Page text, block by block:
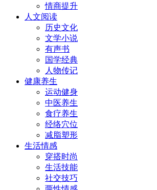
情商提升
人文阅读
历史文化
文学小说
有声书
国学经典
人物传记
健康养生
运动健身
中医养生
食疗养生
经络穴位
减脂塑形
生活情感
穿搭时尚
生活技能
社交技巧